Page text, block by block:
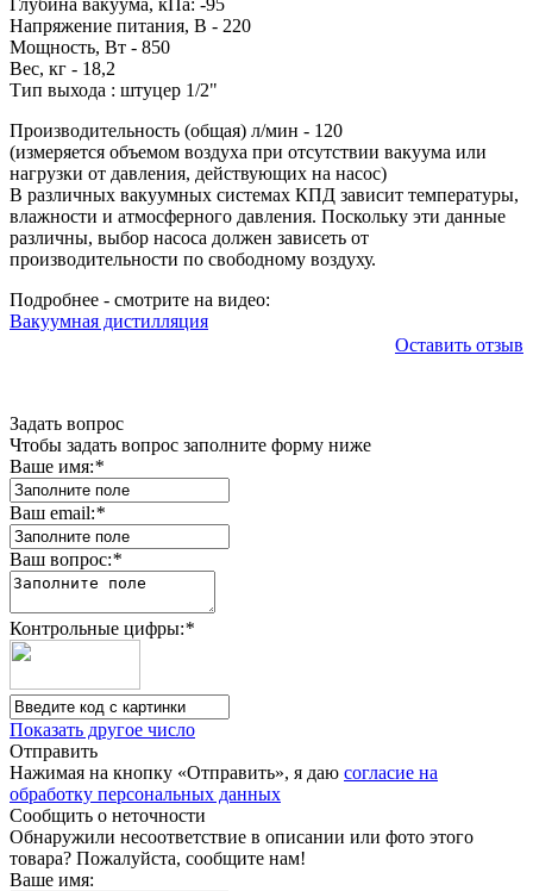
Напряжение питания, В - 220
Мощность, Вт - 850
Вес, кг - 18,2
Тип выхода : штуцер 1/2"
Производительность (общая) л/мин - 120
(измеряется объемом воздуха при отсутствии вакуума или
нагрузки от давления, действующих на насос)
В различных вакуумных системах КПД зависит температуры,
влажности и атмосферного давления. Поскольку эти данные
различны, выбор насоса должен зависеть от
производительности по свободному воздуху.
Подробнее - смотрите на видео:
Вакуумная дистилляция
Оставить отзыв
Задать вопрос
Чтобы задать вопрос заполните форму ниже
Ваше имя:*
Ваш email:*
Ваш вопрос:*
Контрольные цифры:*
Показать другое число
Отправить
Нажимая на кнопку «Отправить», я даю согласие на
обработку персональных данных
Сообщить о неточности
Обнаружили несоответствие в описании или фото этого
товара? Пожалуйста, сообщите нам!
Ваше имя: